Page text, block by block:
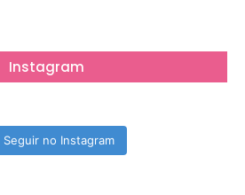
Instagram
Seguir no Instagram